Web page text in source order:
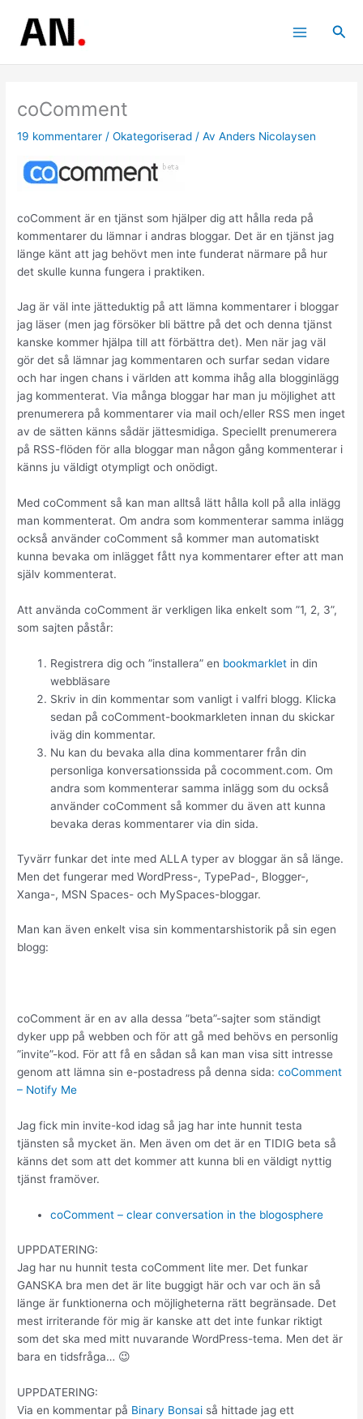
innehåll
Sök
coComment
19 kommentarer /Okategoriserad / AvAnders Nicolaysen
coComment är en tjänst som hjälper dig att hålla reda på
kommentarer du lämnar i andras bloggar. Det är en tjänst jag
länge känt att jag behövt men inte funderat närmare på hur
det skulle kunna fungera i praktiken.
Jag är väl inte jätteduktig på att lämna kommentarer i bloggar
jag läser (men jag försöker bli bättre på det och denna tjänst
kanske kommer hjälpa till att förbättra det). Men när jag väl
gör det så lämnar jag kommentaren och surfar sedan vidare
och har ingen chans i världen att komma ihåg alla blogginlägg
jag kommenterat. Via många bloggar har man ju möjlighet att
prenumerera på kommentarer via mail och/eller RSS men inget
av de sätten känns sådär jättesmidiga. Speciellt prenumerera
på RSS-flöden för alla bloggar man någon gång kommenterar i
känns ju väldigt otympligt och onödigt.
Med coComment så kan man alltså lätt hålla koll på alla inlägg
man kommenterat. Om andra som kommenterar samma inlägg
också använder coComment så kommer man automatiskt
kunna bevaka om inlägget fått nya kommentarer efter att man
själv kommenterat.
Att använda coComment är verkligen lika enkelt som ”1, 2, 3”,
som sajten påstår:
Registrera dig och ”installera” en bookmarklet in din
webbläsare
Skriv in din kommentar som vanligt i valfri blogg. Klicka
sedan på coComment-bookmarkleten innan du skickar
iväg din kommentar.
Nu kan du bevaka alla dina kommentarer från din
personliga konversationssida på cocomment.com. Om
andra som kommenterar samma inlägg som du också
använder coComment så kommer du även att kunna
bevaka deras kommentarer via din sida.
Tyvärr funkar det inte med ALLA typer av bloggar än så länge.
Men det fungerar med WordPress-, TypePad-, Blogger-,
Xanga-, MSN Spaces- och MySpaces-bloggar.
Man kan även enkelt visa sin kommentarshistorik på sin egen
blogg:
coComment är en av alla dessa ”beta”-sajter som ständigt
dyker upp på webben och för att gå med behövs en personlig
”invite”-kod. För att få en sådan så kan man visa sitt intresse
genom att lämna sin e-postadress på denna sida:coComment
– Notify Me
Jag fick min invite-kod idag så jag har inte hunnit testa
tjänsten så mycket än. Men även om det är en TIDIG beta så
känns det som att det kommer att kunna bli en väldigt nyttig
tjänst framöver.
coComment – clear conversation in the blogosphere
UPPDATERING:
Jag har nu hunnit testa coComment lite mer. Det funkar
GANSKA bra men det är lite buggigt här och var och än så
länge är funktionerna och möjligheterna rätt begränsade. Det
mest irriterande för mig är kanske att det inte funkar riktigt
som det ska med mitt nuvarande WordPress-tema. Men det är
bara en tidsfråga… 😉
UPPDATERING:
Via en kommentar på Binary Bonsai så hittade jag ett